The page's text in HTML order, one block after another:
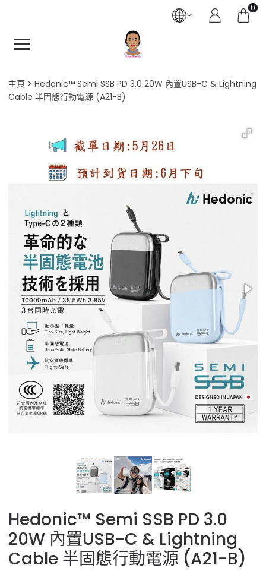
0
主頁
Hedonic™️ Semi SSB PD 3.0 20W 內置USB-C & Lightning
Cable 半固態行動電源 (A21-B)
Hedonic™️ Semi SSB PD 3.0
20W 內置USB-C & Lightning
Cable 半固態行動電源 (A21-B)